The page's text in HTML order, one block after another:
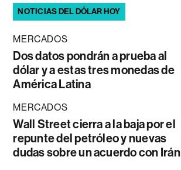
NOTICIAS DEL DÓLAR HOY
MERCADOS
Dos datos pondrán a prueba al
dólar y a estas tres monedas de
América Latina
MERCADOS
Wall Street cierra a la baja por el
repunte del petróleo y nuevas
dudas sobre un acuerdo con Irán